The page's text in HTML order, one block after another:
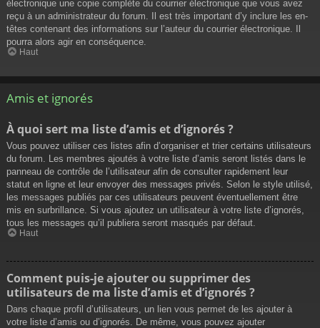
électronique une copie complète du courrier électronique que vous avez
reçu à un administrateur du forum. Il est très important d’y inclure les en-
têtes contenant des informations sur l’auteur du courrier électronique. Il
pourra alors agir en conséquence.
Haut
Amis et ignorés
À quoi sert ma liste d’amis et d’ignorés ?
Vous pouvez utiliser ces listes afin d’organiser et trier certains utilisateurs
du forum. Les membres ajoutés à votre liste d’amis seront listés dans le
panneau de contrôle de l’utilisateur afin de consulter rapidement leur
statut en ligne et leur envoyer des messages privés. Selon le style utilisé,
les messages publiés par ces utilisateurs peuvent éventuellement être
mis en surbrillance. Si vous ajoutez un utilisateur à votre liste d’ignorés,
tous les messages qu’il publiera seront masqués par défaut.
Haut
Comment puis-je ajouter ou supprimer des
utilisateurs de ma liste d’amis et d’ignorés ?
Dans chaque profil d’utilisateurs, un lien vous permet de les ajouter à
votre liste d’amis ou d’ignorés. De même, vous pouvez ajouter